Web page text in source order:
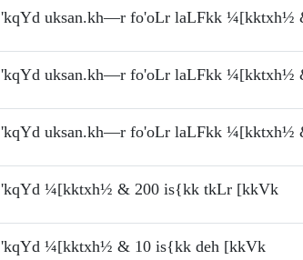
'kqYd uksan.kh—r fo'oLr laLFkk ¼[kktxh½
'kqYd uksan.kh—r fo'oLr laLFkk ¼[kktxh½
'kqYd uksan.kh—r fo'oLr laLFkk ¼[kktxh½
'kqYd ¼[kktxh½ & 200 is{kk tkLr [kkVk
'kqYd ¼[kktxh½ & 10 is{kk deh [kkVk